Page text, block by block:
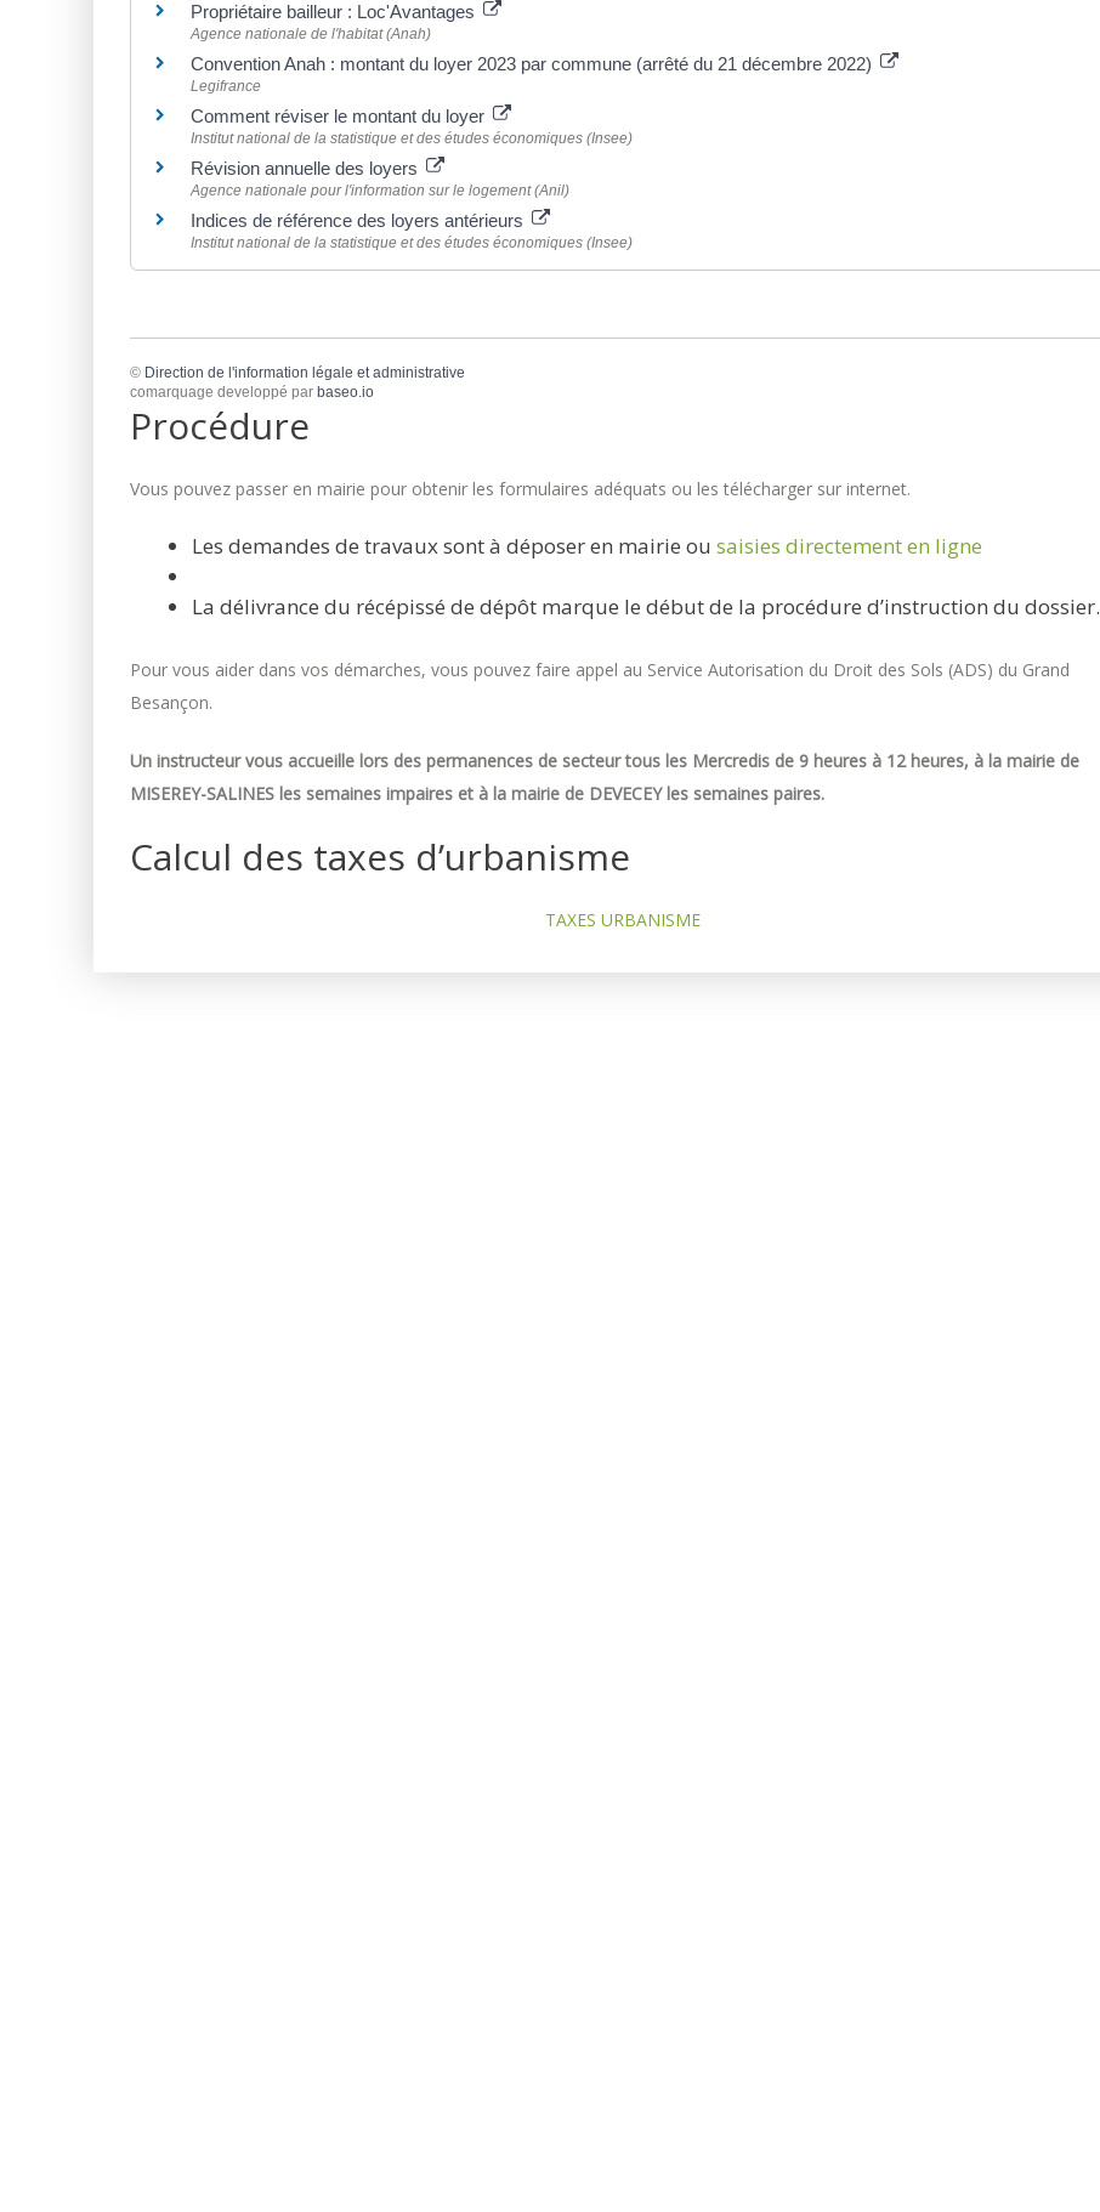
Propriétaire bailleur : Loc'Avantages
Agence nationale de l'habitat (Anah)
Convention Anah : montant du loyer 2023 par commune (arrêté du 21 décembre 2022)
Legifrance
Comment réviser le montant du loyer
Institut national de la statistique et des études économiques (Insee)
Révision annuelle des loyers
Agence nationale pour l'information sur le logement (Anil)
Indices de référence des loyers antérieurs
Institut national de la statistique et des études économiques (Insee)
© Direction de l'information légale et administrative
comarquage developpé par baseo.io
Procédure
Vous pouvez passer en mairie pour obtenir les formulaires adéquats ou les télécharger sur internet.
Les demandes de travaux sont à déposer en mairie ou saisies directement en ligne
La délivrance du récépissé de dépôt marque le début de la procédure d’instruction du dossier.
Pour vous aider dans vos démarches, vous pouvez faire appel au Service Autorisation du Droit des Sols (ADS) du Grand
Besançon.
Un instructeur vous accueille lors des permanences de secteur tous les Mercredis de 9 heures à 12 heures, à la mairie de
MISEREY-SALINES les semaines impaires et à la mairie de DEVECEY les semaines paires.
Calcul des taxes d’urbanisme
TAXES URBANISME